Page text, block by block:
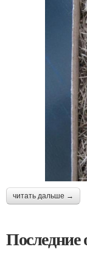
читать дальше →
Последние